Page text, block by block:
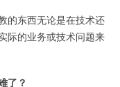
的东西无论是在技术还
际的业务或技术问题来
了？